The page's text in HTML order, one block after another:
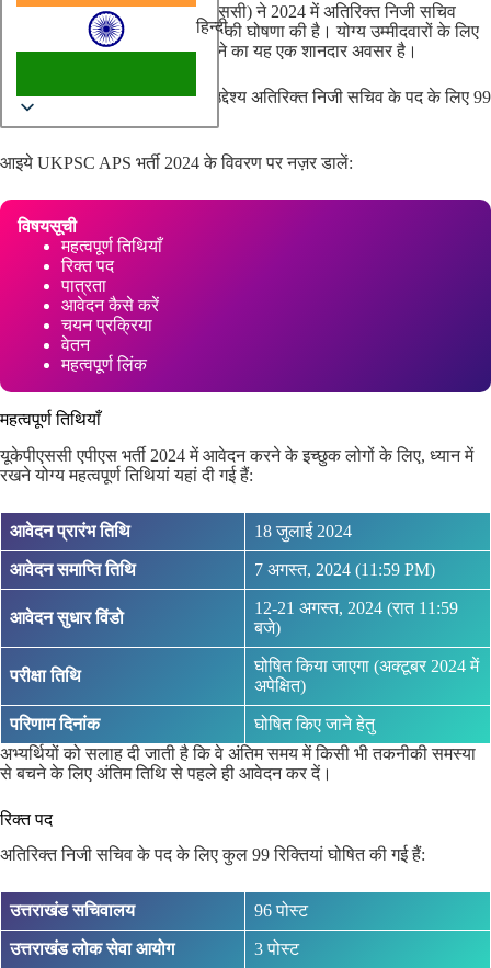
हिन्दी
उत्तराखंड लोक सेवा आयोग (यूकेपीएससी) ने 2024 में अतिरिक्त निजी सचिव
(एपीएस) के पद के लिए भर्ती अभियान की घोषणा की है। योग्य उम्मीदवारों के लिए
उत्तराखंड सरकारी सेवा में शामिल होने का यह एक शानदार अवसर है।
यूकेपीएससी एपीएस भर्ती 2024 का उद्देश्य अतिरिक्त निजी सचिव के पद के लिए 99
रिक्तियों को भरना है।
आइये UKPSC APS भर्ती 2024 के विवरण पर नज़र डालें:
विषयसूची
महत्वपूर्ण तिथियाँ
रिक्त पद
पात्रता
आवेदन कैसे करें
चयन प्रक्रिया
वेतन
महत्वपूर्ण लिंक
महत्वपूर्ण तिथियाँ
यूकेपीएससी एपीएस भर्ती 2024 में आवेदन करने के इच्छुक लोगों के लिए, ध्यान में
रखने योग्य महत्वपूर्ण तिथियां यहां दी गई हैं:
आवेदन प्रारंभ तिथि 18 जुलाई 2024
आवेदन समाप्ति तिथि 7 अगस्त, 2024 (11:59 PM)
आवेदन सुधार विंडो
12-21 अगस्त, 2024 (रात 11:59
बजे)
परीक्षा तिथि
घोषित किया जाएगा (अक्टूबर 2024 में
अपेक्षित)
परिणाम दिनांक
घोषित किए जाने हेतु
अभ्यर्थियों को सलाह दी जाती है कि वे अंतिम समय में किसी भी तकनीकी समस्या
से बचने के लिए अंतिम तिथि से पहले ही आवेदन कर दें।
रिक्त पद
अतिरिक्त निजी सचिव के पद के लिए कुल 99 रिक्तियां घोषित की गई हैं:
उत्तराखंड सचिवालय 96 पोस्ट
उत्तराखंड लोक सेवा आयोग
3 पोस्ट